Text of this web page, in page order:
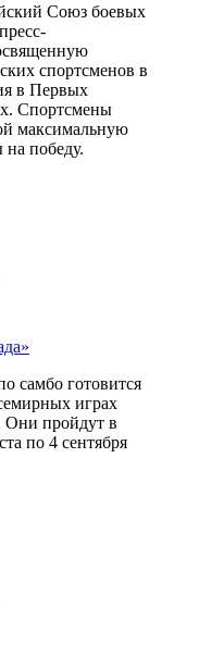
Союз боевых
спортсменов в
в Первых
Спортсмены
максимальную
на победу.
самбо готовится
играх
Они пройдут в
по 4 сентября